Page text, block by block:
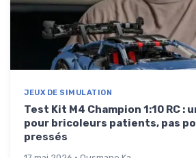
JEUX DE SIMULATION
Test Kit M4 Champion 1:10 RC :
pour bricoleurs patients, pas
pressés